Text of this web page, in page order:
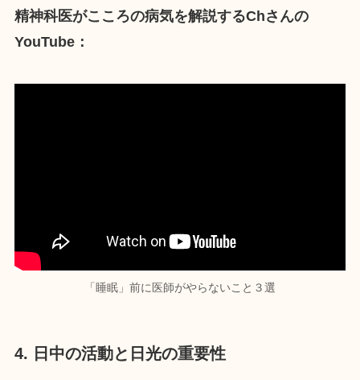
精神科医がこころの病気を解説するChさんの
YouTube：
「睡眠」前に医師がやらないこと３選
4. 日中の活動と日光の重要性